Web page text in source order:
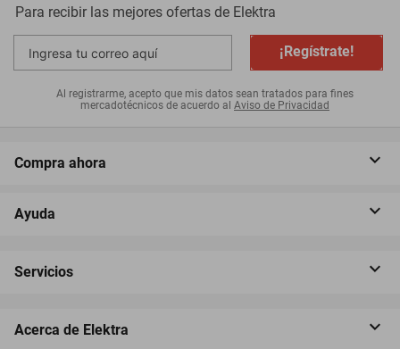
Para recibir las mejores ofertas de Elektra
¡Regístrate!
Al registrarme, acepto que mis datos sean tratados para fines
mercadotécnicos de acuerdo al Aviso de Privacidad
Compra ahora
Ayuda
Servicios
Acerca de Elektra